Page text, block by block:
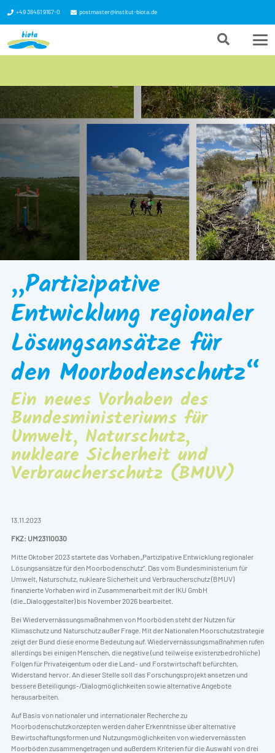
+49 38461 9167-0 postmaster@institut-biota.de
„Partizipative
Entwicklung regionaler
Lösungsansätze für
den Moorbodenschutz“
Ein neues Vorhaben des
Bundesministeriums für
Umwelt, Naturschutz,
nukleare Sicherheit und
Verbraucherschutz (BMUV)
13.11.2023
FKZ: UM23110030
Mitte Oktober 2023 startete das Vorhaben „Partizipative Entwicklung regionaler
Lösungsansätze für den Moorbodenschutz“. Das vom Bundesministerium für
Umwelt, Naturschutz, nukleare Sicherheit und Verbraucherschutz (BMUV)
finanzierte Vorhaben wird in Zusammenarbeit mit der IKU GmbH
(die_Dialoggestalter) bis November 2026 bearbeitet.
Bei Wiedervernässungsmaßnahmen von Moorböden steht der Nutzen für
Klimaschutz und Naturschutz außer Frage. Mit der Nationalen Moorschutzstrategie
zeigt der Bund diese enorme Bedeutung auf. Wiedervernässungsmaßnahmen rufen
allerdings bei einigen Menschen, die negative (und teilweise existenzbedrohliche)
Folgen für Privateigentum oder die Land- und Forstwirtschaft befürchten,
Widerstand hervor. An dieser Stelle soll das Forschungsprojekt ansetzen und
bessere Beteiligungs-/Dialogmöglichkeiten sowie alternative Angebote
herausarbeiten.
Auf Basis von nationaler und internationaler Recherche zu
Moorbodenschutzkonzepten werden daher Erkenntnisse über alternative
Bewirtschaftungsformen und Nutzungsmöglichkeiten von wiedervernässten
Moorböden zusammengetragen und außerdem Kriterien für die Auswahl von drei